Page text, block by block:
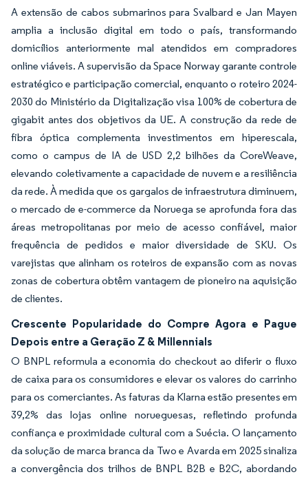
A extensão de cabos submarinos para Svalbard e Jan Mayen
amplia a inclusão digital em todo o país, transformando
domicílios anteriormente mal atendidos em compradores
online viáveis. A supervisão da Space Norway garante controle
estratégico e participação comercial, enquanto o roteiro 2024-
2030 do Ministério da Digitalização visa 100% de cobertura de
gigabit antes dos objetivos da UE. A construção da rede de
fibra óptica complementa investimentos em hiperescala,
como o campus de IA de USD 2,2 bilhões da CoreWeave,
elevando coletivamente a capacidade de nuvem e a resiliência
da rede. À medida que os gargalos de infraestrutura diminuem,
o mercado de e-commerce da Noruega se aprofunda fora das
áreas metropolitanas por meio de acesso confiável, maior
frequência de pedidos e maior diversidade de SKU. Os
varejistas que alinham os roteiros de expansão com as novas
zonas de cobertura obtêm vantagem de pioneiro na aquisição
de clientes.
Crescente Popularidade do Compre Agora e Pague
Depois entre a Geração Z & Millennials
O BNPL reformula a economia do checkout ao diferir o fluxo
de caixa para os consumidores e elevar os valores do carrinho
para os comerciantes. As faturas da Klarna estão presentes em
39,2% das lojas online norueguesas, refletindo profunda
confiança e proximidade cultural com a Suécia. O lançamento
da solução de marca branca da Two e Avarda em 2025 sinaliza
a convergência dos trilhos de BNPL B2B e B2C, abordando